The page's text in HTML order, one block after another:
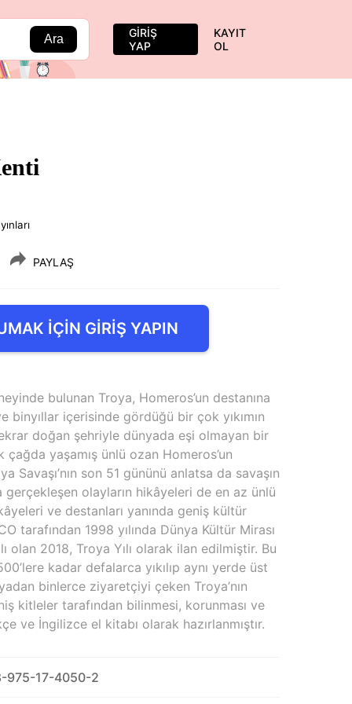
Ara
GİRİŞ
YAP
KAYIT
OL
PAYLAŞ
İÇİN GİRİŞ YAPIN
bulunan Troya, Homeros’un destanına
binyıllar içerisinde gördüğü bir çok yıkımın
doğan şehriyle dünyada eşi olmayan bir
yaşamış ünlü ozan Homeros’un
Savaşı’nın son 51 gününü anlatsa da savaşın
gerçekleşen olayların hikâyeleri de en az ünlü
ve destanları yanında geniş kültür
tarafından 1998 yılında Dünya Kültür Mirası
olan 2018, Troya Yılı olarak ilan edilmiştir. Bu
kadar defalarca yıkılıp aynı yerde üst
binlerce ziyaretçiyi çeken Troya’nın
kitleler tarafından bilinmesi, korunması ve
ve İngilizce el kitabı olarak hazırlanmıştır.
975-17-4050-2